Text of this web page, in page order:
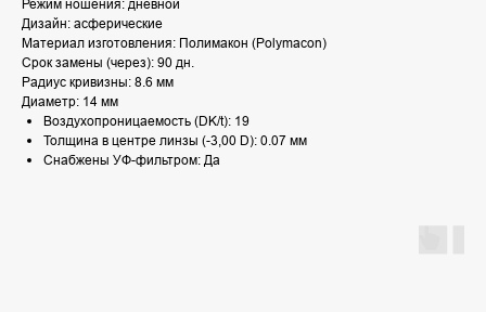
Режим ношения: дневной
Дизайн: асферические
Материал изготовления: Полимакон (Polymacon)
Срок замены (через): 90 дн.
Радиус кривизны: 8.6 мм
Диаметр: 14 мм
Воздухопроницаемость (DK/t): 19
Толщина в центре линзы (-3,00 D): 0.07 мм
Снабжены УФ-фильтром: Да